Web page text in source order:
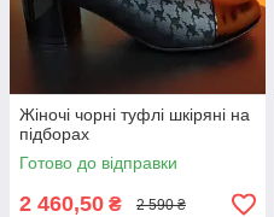
Жіночі чорні туфлі шкіряні на
підборах
Готово до відправки
2 460,50 ₴ 2 590 ₴